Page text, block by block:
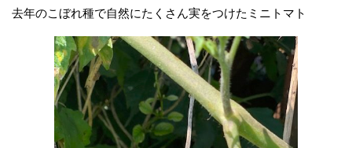
去年のこぼれ種で自然にたくさん実をつけたミニトマト